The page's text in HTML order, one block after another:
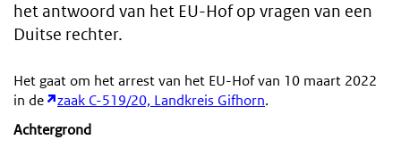
het antwoord van het EU-Hof op vragen van een
Duitse rechter.
Het gaat om het arrest van het EU-Hof van 10 maart 2022
in de
zaak C-519/20, Landkreis Gifhorn.
Achtergrond